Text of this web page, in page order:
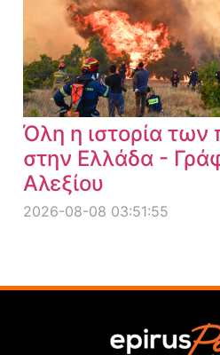
Όλη η ιστορία των
στην Ελλάδα -
Αλεξίου
2026-08-08 03:51:55